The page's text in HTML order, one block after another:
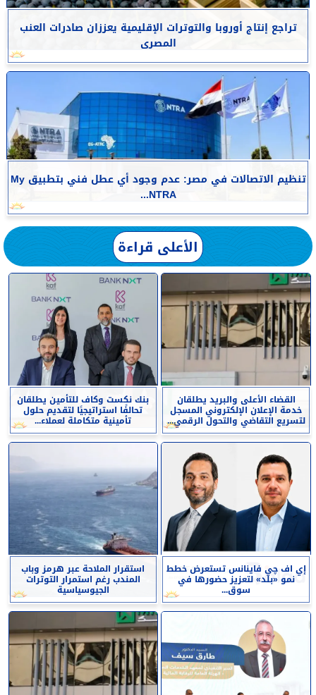
تراجع إنتاج أوروبا والتوترات الإقليمية يعززان صادرات العنب
المصرى
تنظيم الاتصالات في مصر: عدم وجود أي عطل فني بتطبيق My
NTRA...
الأعلى قراءة
القضاء الأعلى والبريد يطلقان
خدمة الإعلان الإلكتروني المسجل
لتسريع التقاضي والتحول الرقمي...
بنك نكست وكاف للتأمين يطلقان
تحالفًا استراتيجيًا لتقديم حلول
تأمينية متكاملة لعملاء...
إي اف چي فاينانس تستعرض خطط
نمو «بلد» لتعزيز حضورها في
سوق...
استقرار الملاحة عبر هرمز وباب
المندب رغم استمرار التوترات
الجيوسياسية